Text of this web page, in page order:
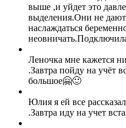
выше ,и уйдет это
выделения.Они не
наслаждаться
Леночка мне кажется
.Завтра пойду на учёт
большое🤗🙂
Юлия я ей все
.Завтра иду на учет